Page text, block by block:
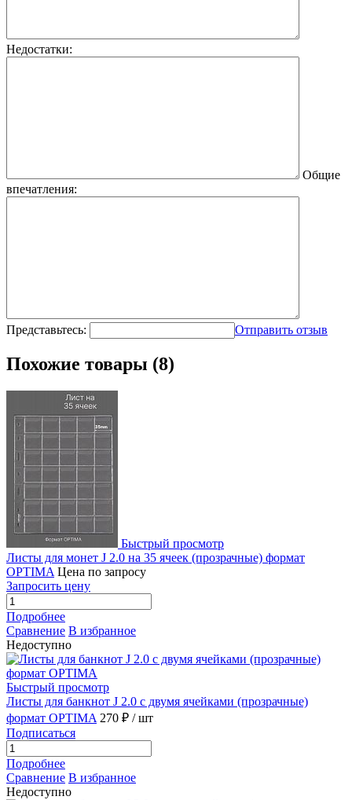
Недостатки:
Общие
впечатления:
Представьтесь: Отправить отзыв
Похожие товары (8)
Быстрый просмотр
Листы для монет J 2.0 на 35 ячеек (прозрачные) формат
OPTIMA Цена по запросу
Запросить цену
Подробнее
Сравнение В избранное
Недоступно
Быстрый просмотр
Листы для банкнот J 2.0 с двумя ячейками (прозрачные)
формат OPTIMA 270 ₽ / шт
Подписаться
Подробнее
Сравнение В избранное
Недоступно